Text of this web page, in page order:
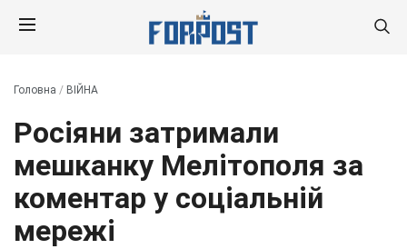
Головна / ВІЙНА
Росіяни затримали
мешканку Мелітополя за
коментар у соціальній
мережі